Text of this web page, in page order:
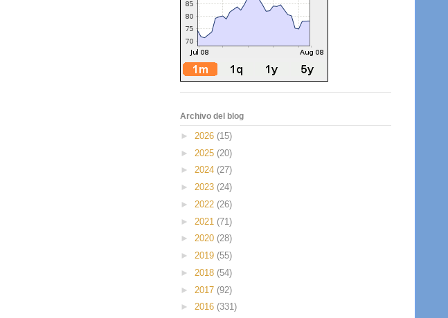
Archivo del blog
► 2026 (15)
► 2025 (20)
► 2024 (27)
► 2023 (24)
► 2022 (26)
► 2021 (71)
► 2020 (28)
► 2019 (55)
► 2018 (54)
► 2017 (92)
► 2016 (331)